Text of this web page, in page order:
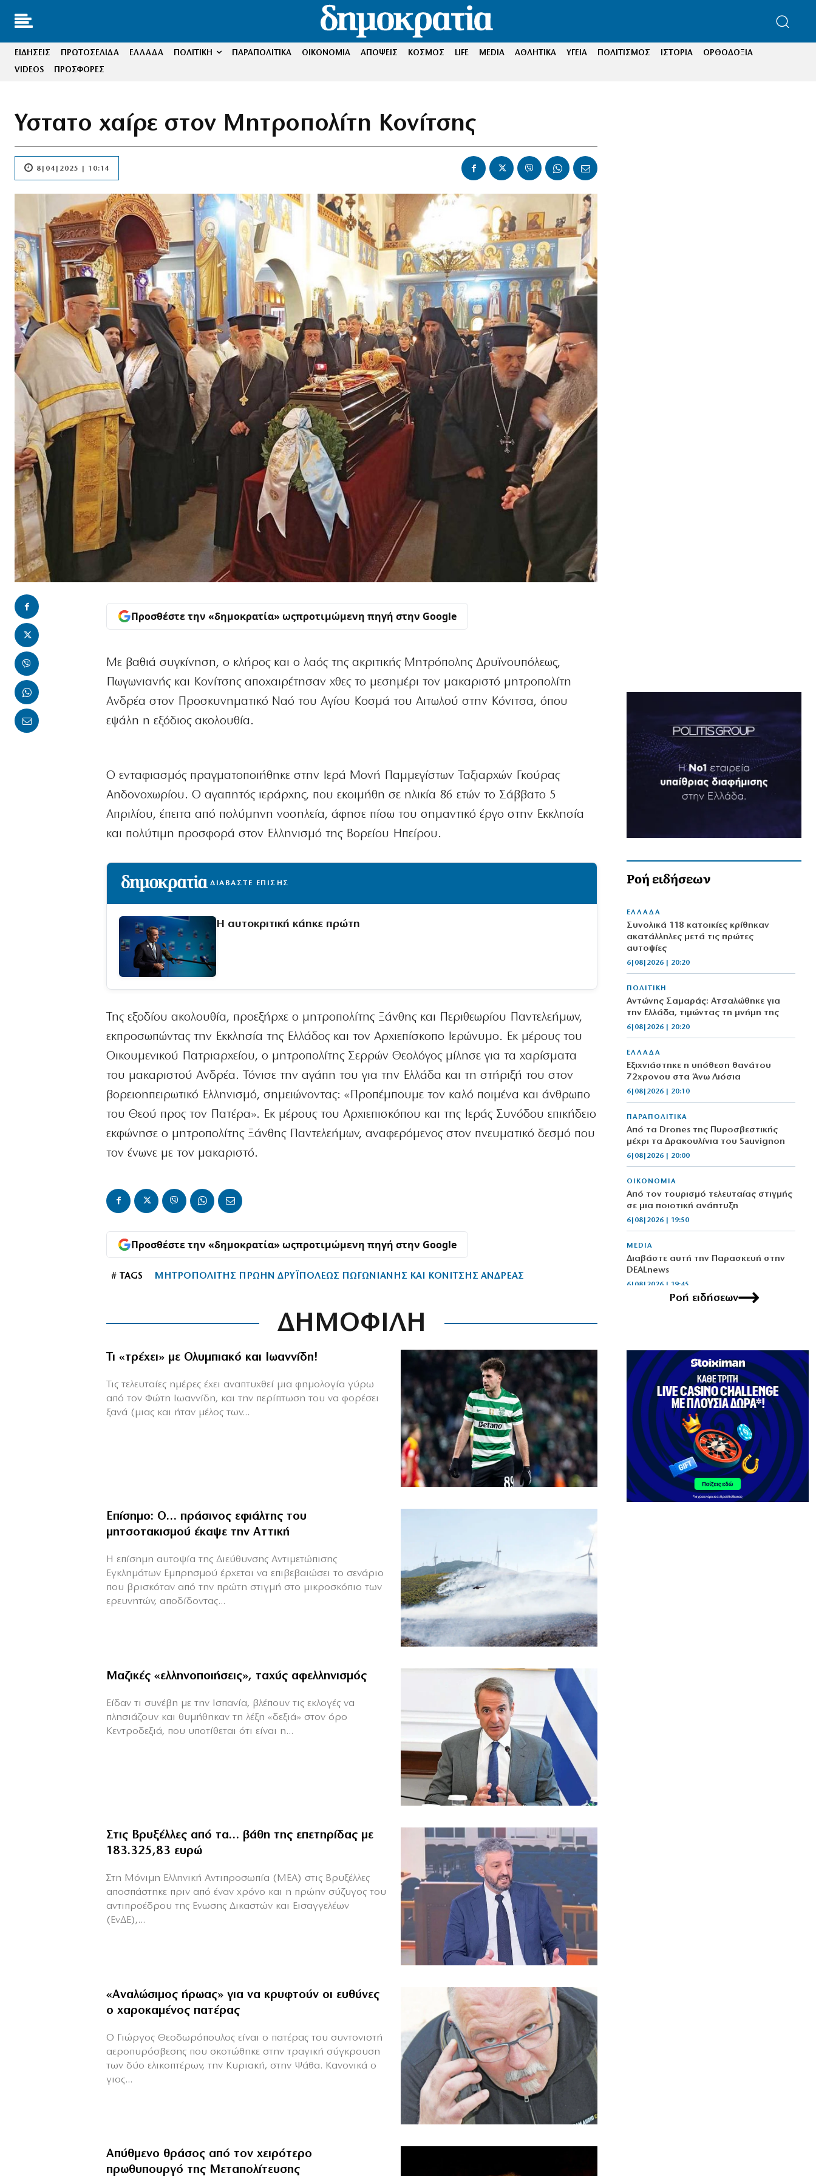
ΕΙΔΗΣΕΙΣ ΠΡΩΤΟΣΕΛΙΔΑ ΕΛΛΑΔΑ ΠΟΛΙΤΙΚΗ ΠΑΡΑΠΟΛΙΤΙΚΑ ΟΙΚΟΝΟΜΙΑ ΑΠΟΨΕΙΣ ΚΟΣΜΟΣ LIFE MEDIA ΑΘΛΗΤΙΚΑ ΥΓΕΙΑ ΠΟΛΙΤΙΣΜΟΣ ΙΣΤΟΡΙΑ
ΟΡΘΟΔΟΞΙΑ
VIDEOS
ΠΡΟΣΦΟΡΕΣ
Υστατο χαίρε στον Μητροπολίτη Κονίτσης
8|04|2025 | 10:14
Προσθέστε την «δημοκρατία» ωςπροτιμώμενη πηγή στην Google
Με βαθιά συγκίνηση, ο κλήρος και ο λαός της ακριτικής Μητρόπολης Δρυϊνουπόλεως,
Πωγωνιανής και Κονίτσης αποχαιρέτησαν χθες το μεσημέρι τον μακαριστό μητροπολίτη
Ανδρέα στον Προσκυνηματικό Ναό του Αγίου Κοσμά του Αιτωλού στην Κόνιτσα, όπου
εψάλη η εξόδιος ακολουθία.
Ο ενταφιασμός πραγματοποιήθηκε στην Ιερά Μονή Παμμεγίστων Ταξιαρχών Γκούρας
Αηδονοχωρίου. Ο αγαπητός ιεράρχης, που εκοιμήθη σε ηλικία 86 ετών το Σάββατο 5
Απριλίου, έπειτα από πολύμηνη νοσηλεία, άφησε πίσω του σημαντικό έργο στην Εκκλησία
και πολύτιμη προσφορά στον Ελληνισμό της Βορείου Ηπείρου.
ΔΙΑΒΑΣΤΕ ΕΠΙΣΗΣ
Η αυτοκριτική κάηκε πρώτη
Της εξοδίου ακολουθία, προεξήρχε ο μητροπολίτης Ξάνθης και Περιθεωρίου Παντελεήμων,
εκπροσωπώντας την Εκκλησία της Ελλάδος και τον Αρχιεπίσκοπο Ιερώνυμο. Εκ μέρους του
Οικουμενικού Πατριαρχείου, ο μητροπολίτης Σερρών Θεολόγος μίλησε για τα χαρίσματα
του μακαριστού Ανδρέα. Τόνισε την αγάπη του για την Ελλάδα και τη στήριξή του στον
βορειοηπειρωτικό Ελληνισμό, σημειώνοντας: «Προπέμπουμε τον καλό ποιμένα και άνθρωπο
του Θεού προς τον Πατέρα». Εκ μέρους του Αρχιεπισκόπου και της Ιεράς Συνόδου επικήδειο
εκφώνησε ο μητροπολίτης Ξάνθης Παντελεήμων, αναφερόμενος στον πνευματικό δεσμό που
τον ένωνε με τον μακαριστό.
Προσθέστε την «δημοκρατία» ωςπροτιμώμενη πηγή στην Google
# TAGS ΜΗΤΡΟΠΟΛΙΤΗΣ ΠΡΩΗΝ ΔΡΥΪΠΟΛΕΩΣ ΠΩΓΩΝΙΑΝΗΣ ΚΑΙ ΚΟΝΙΤΣΗΣ ΑΝΔΡΕΑΣ
ΔΗΜΟΦΙΛΗ
Τι «τρέχει» με Ολυμπιακό και Ιωαννίδη!
Τις τελευταίες ημέρες έχει αναπτυχθεί μια φημολογία γύρω
από τον Φώτη Ιωαννίδη, και την περίπτωση του να φορέσει
ξανά (μιας και ήταν μέλος των...
Επίσημο: Ο… πράσινος εφιάλτης του
μητσοτακισμού έκαψε την Αττική
Η επίσημη αυτοψία της Διεύθυνσης Αντιμετώπισης
Εγκλημάτων Εμπρησμού έρχεται να επιβεβαιώσει το σενάριο
που βρισκόταν από την πρώτη στιγμή στο μικροσκόπιο των
ερευνητών, αποδίδοντας...
Μαζικές «ελληνοποιήσεις», ταχύς αφελληνισμός
Είδαν τι συνέβη με την Ισπανία, βλέπουν τις εκλογές να
πλησιάζουν και θυμήθηκαν τη λέξη «δεξιά» στον όρο
Κεντροδεξιά, που υποτίθεται ότι είναι η...
Στις Βρυξέλλες από τα… βάθη της επετηρίδας με
183.325,83 ευρώ
Στη Μόνιμη Ελληνική Αντιπροσωπία (ΜΕΑ) στις Βρυξέλλες
αποσπάστηκε πριν από έναν χρόνο και η πρώην σύζυγος του
αντιπροέδρου της Ενωσης Δικαστών και Εισαγγελέων
(ΕνΔΕ),...
«Aναλώσιμος ήρωας» για να κρυφτούν οι ευθύνες
ο χαροκαμένος πατέρας
Ο Γιώργος Θεοδωρόπουλος είναι ο πατέρας του συντονιστή
αεροπυρόσβεσης που σκοτώθηκε στην τραγική σύγκρουση
των δύο ελικοπτέρων, την Κυριακή, στην Ψάθα. Κανονικά ο
γιος...
Απύθμενο θράσος από τον χειρότερο
πρωθυπουργό της Μεταπολίτευσης
Ροή ειδήσεων
ΕΛΛΑΔΑ
Συνολικά 118 κατοικίες κρίθηκαν
ακατάλληλες μετά τις πρώτες
αυτοψίες
6|08|2026 | 20:20
ΠΟΛΙΤΙΚΗ
Αντώνης Σαμαράς: Ατσαλώθηκε για
την Ελλάδα, τιμώντας τη μνήμη της
6|08|2026 | 20:20
ΕΛΛΑΔΑ
Εξιχνιάστηκε η υπόθεση θανάτου
72χρονου στα Άνω Λιόσια
6|08|2026 | 20:10
ΠΑΡΑΠΟΛΙΤΙΚΑ
Από τα Drones της Πυροσβεστικής
μέχρι τα Δρακουλίνια του Sauvignon
6|08|2026 | 20:00
ΟΙΚΟΝΟΜΙΑ
Από τον τουρισμό τελευταίας στιγμής
σε μια ποιοτική ανάπτυξη
6|08|2026 | 19:50
MEDIA
Διαβάστε αυτή την Παρασκευή στην
DEALnews
6|08|2026 | 19:45
ΠΑΡΑΠΟΛΙΤΙΚΑ
VAR και ησυχάσαμε…
6|08|2026 | 19:30
Θεσσαλονίκη: «Στέγνωσε» η
λιμνοθάλασσα Καλοχωρίου –
Αποκαρδιωτικές εικόνες
6|08|2026 | 19:20
ΕΛΛΑΔΑ
Πυρκαγιά στην Σκύρο: Ενισχύθηκαν οι
Ροή ειδήσεων